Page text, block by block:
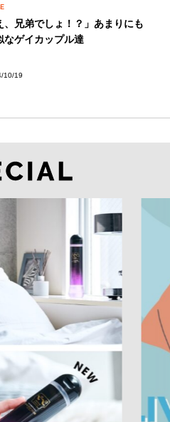
、兄弟でしょ！？」あまりにも
なゲイカップル達
10/19